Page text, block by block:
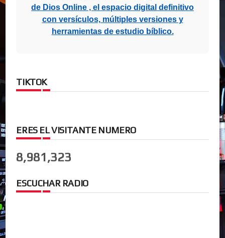
de Dios Online , el espacio digital definitivo
con versículos, múltiples versiones y
herramientas de estudio bíblico.
TIKTOK
ERES EL VISITANTE NUMERO
8,981,323
ESCUCHAR RADIO